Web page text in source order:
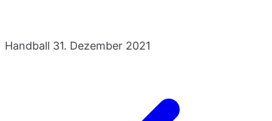
Handball 31. Dezember 2021